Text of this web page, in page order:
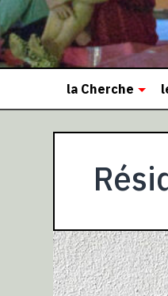
la Cherche